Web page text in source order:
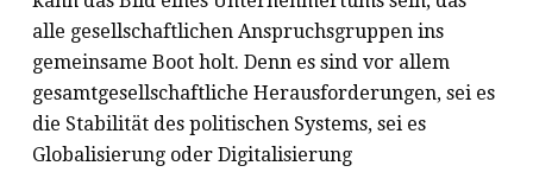
alle gesellschaftlichen Anspruchsgruppen ins
gemeinsame Boot holt. Denn es sind vor allem
gesamtgesellschaftliche Herausforderungen, sei es
die Stabilität des politischen Systems, sei es
Globalisierung oder Digitalisierung